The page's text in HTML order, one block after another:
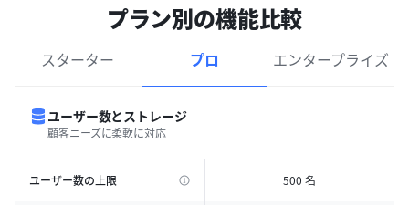
プラン別の機能比較
スターター プロ エンタープライズ
ユーザー数とストレージ
顧客ニーズに柔軟に対応
ユーザー数の上限 500 名